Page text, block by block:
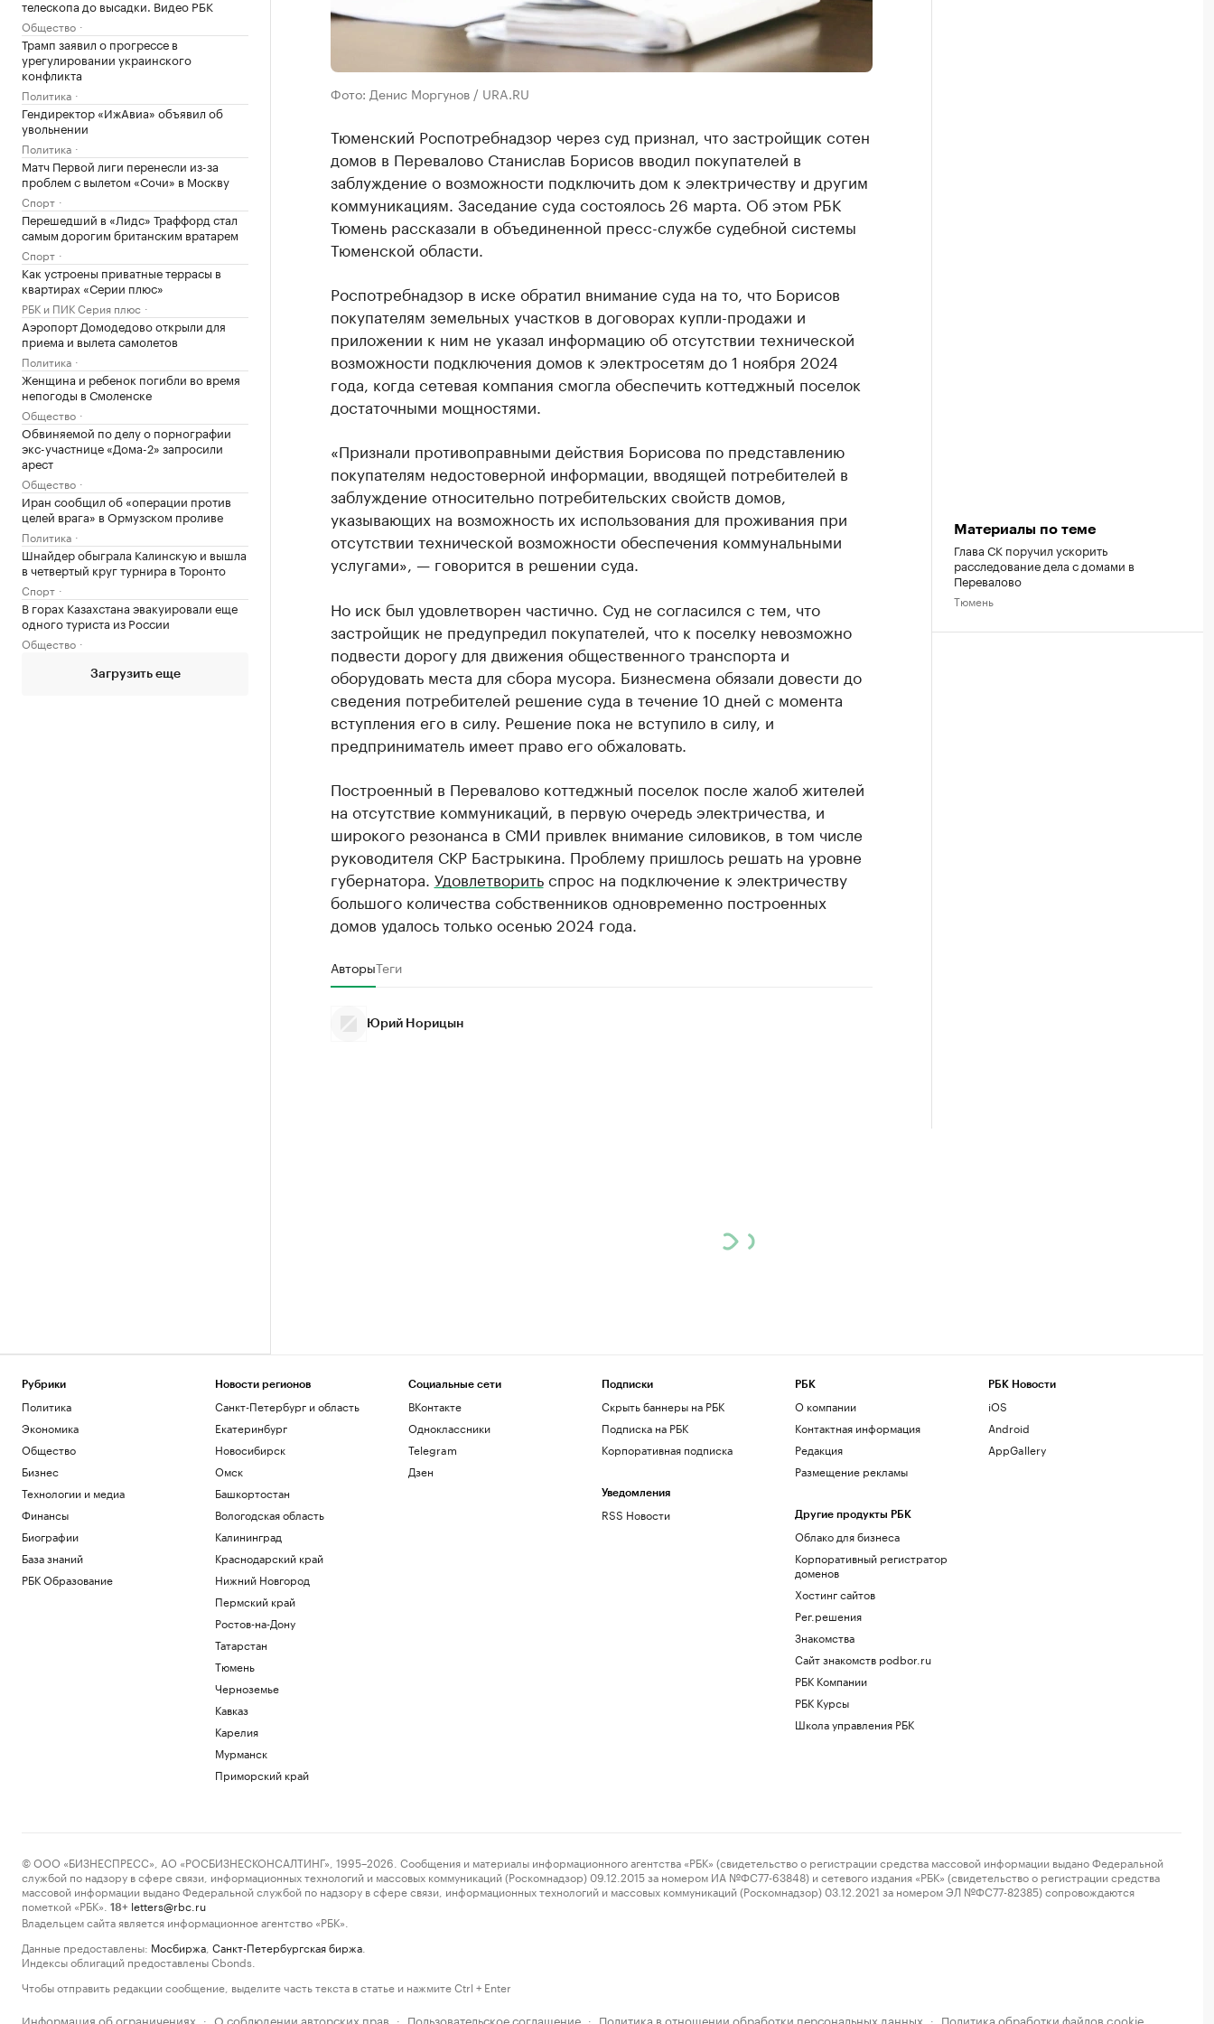
телескопа до высадки. Видео РБК
Общество
Трамп заявил о прогрессе в
урегулировании украинского
конфликта
Политика
Гендиректор «ИжАвиа» объявил об
увольнении
Политика
Матч Первой лиги перенесли из-за
проблем с вылетом «Сочи» в Москву
Спорт
Перешедший в «Лидс» Траффорд стал
самым дорогим британским вратарем
Спорт
Как устроены приватные террасы в
квартирах «Серии плюс»
РБК и ПИК Серия плюс
Аэропорт Домодедово открыли для
приема и вылета самолетов
Политика
Женщина и ребенок погибли во время
непогоды в Смоленске
Общество
Обвиняемой по делу о порнографии
экс-участнице «Дома-2» запросили
арест
Общество
Иран сообщил об «операции против
целей врага» в Ормузском проливе
Политика
Шнайдер обыграла Калинскую и вышла
в четвертый круг турнира в Торонто
Спорт
В горах Казахстана эвакуировали еще
одного туриста из России
Общество
Загрузить еще
Фото: Денис Моргунов / URA.RU
Тюменский Роспотребнадзор через суд признал, что застройщик сотен
домов в Перевалово Станислав Борисов вводил покупателей в
заблуждение о возможности подключить дом к электричеству и другим
коммуникациям. Заседание суда состоялось 26 марта. Об этом РБК
Тюмень рассказали в объединенной пресс-службе судебной системы
Тюменской области.
Роспотребнадзор в иске обратил внимание суда на то, что Борисов
покупателям земельных участков в договорах купли-продажи и
приложении к ним не указал информацию об отсутствии технической
возможности подключения домов к электросетям до 1 ноября 2024
года, когда сетевая компания смогла обеспечить коттеджный поселок
достаточными мощностями.
«Признали противоправными действия Борисова по представлению
покупателям недостоверной информации, вводящей потребителей в
заблуждение относительно потребительских свойств домов,
указывающих на возможность их использования для проживания при
отсутствии технической возможности обеспечения коммунальными
услугами», — говорится в решении суда.
Но иск был удовлетворен частично. Суд не согласился с тем, что
застройщик не предупредил покупателей, что к поселку невозможно
подвести дорогу для движения общественного транспорта и
оборудовать места для сбора мусора. Бизнесмена обязали довести до
сведения потребителей решение суда в течение 10 дней с момента
вступления его в силу. Решение пока не вступило в силу, и
предприниматель имеет право его обжаловать.
Построенный в Перевалово коттеджный поселок после жалоб жителей
на отсутствие коммуникаций, в первую очередь электричества, и
широкого резонанса в СМИ привлек внимание силовиков, в том числе
руководителя СКР Бастрыкина. Проблему пришлось решать на уровне
губернатора. Удовлетворитьспрос на подключение к электричеству
большого количества собственников одновременно построенных
домов удалось только осенью 2024 года.
АвторыТеги
Юрий Норицын
Материалы по теме
Глава СК поручил ускорить
расследование дела с домами в
Перевалово
Тюмень
Рубрики
Политика
Экономика
Общество
Бизнес
Технологии и медиа
Финансы
Биографии
База знаний
РБК Образование
Новости регионов
Санкт-Петербург и область
Екатеринбург
Новосибирск
Омск
Башкортостан
Вологодская область
Калининград
Краснодарский край
Нижний Новгород
Пермский край
Ростов-на-Дону
Татарстан
Тюмень
Черноземье
Кавказ
Карелия
Мурманск
Приморский край
Социальные сети
ВКонтакте
Одноклассники
Telegram
Дзен
Подписки
Скрыть баннеры на РБК
Подписка на РБК
Корпоративная подписка
Уведомления
RSS Новости
РБК
О компании
Контактная информация
Редакция
Размещение рекламы
Другие продукты РБК
Облако для бизнеса
Корпоративный регистратор
доменов
Хостинг сайтов
Рег.решения
Знакомства
Сайт знакомств podbor.ru
РБК Компании
РБК Курсы
Школа управления РБК
РБК Новости
iOS
Android
AppGallery
© ООО «БИЗНЕСПРЕСС», АО «РОСБИЗНЕСКОНСАЛТИНГ», 1995–2026. Сообщения и материалы информационного агентства «РБК» (свидетельство о регистрации средства массовой информации выдано Федеральной
службой по надзору в сфере связи, информационных технологий и массовых коммуникаций (Роскомнадзор) 09.12.2015 за номером ИА №ФС77-63848) и сетевого издания «РБК» (свидетельство о регистрации средства
массовой информации выдано Федеральной службой по надзору в сфере связи, информационных технологий и массовых коммуникаций (Роскомнадзор) 03.12.2021 за номером ЭЛ №ФС77-82385) сопровождаются
пометкой «РБК».
18+ letters@rbc.ru
Владельцем сайта является информационное агентство «РБК».
Данные предоставлены: Мосбиржа Санкт-Петербургская биржа
Индексы облигаций предоставлены Cbonds.
Чтобы отправить редакции сообщение, выделите часть текста в статье и нажмите Ctrl + Enter
Информация об ограничениях · О соблюдении авторских прав · Пользовательское соглашение · Политика в отношении обработки персональных данных · Политика обработки файлов cookie